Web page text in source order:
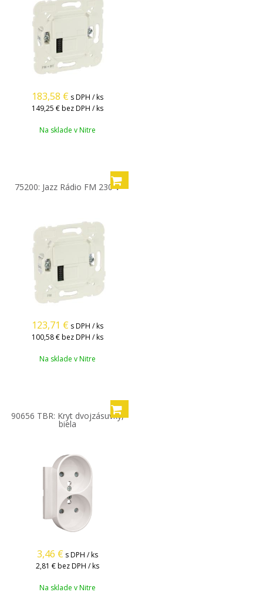
183,58 € s DPH / ks
149,25 € bez DPH / ks
Na sklade v Nitre
75200: Jazz Rádio FM 230 V
123,71 € s DPH / ks
100,58 € bez DPH / ks
Na sklade v Nitre
90656 TBR: Kryt dvojzásuvky,
biela
3,46 € s DPH / ks
2,81 € bez DPH / ks
Na sklade v Nitre